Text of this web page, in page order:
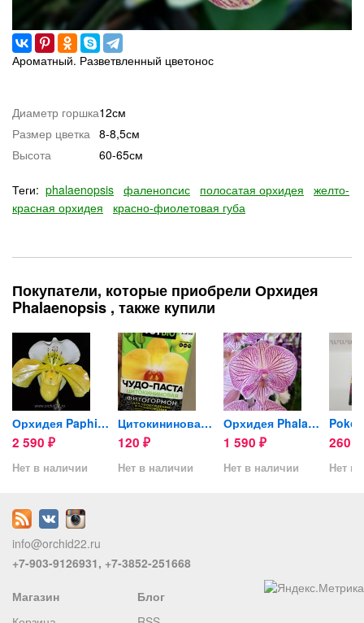
Ароматный. Разветвленный цветонос
Диаметр горшка12см
Размер цветка 8-8,5см
Высота
60-65см
Теги: phalaenopsis фаленопсис полосатая орхидея
желто-
красная орхидея
красно-фиолетовая губа
Покупатели, которые приобрели Орхидея
Phalaenopsis , также купили
Орхидея Paphiopedilum...
2 590 ₽
Нет в наличии
Цитокининовая паста TUTBIO...
120 ₽
Нет в наличии
Орхидея Phalaenopsis Big...
1 590 ₽
Нет в наличии
260
Нет в
info@orchid22.ru
+7-903-9126931, +7-3852-251668
Магазин
Блог